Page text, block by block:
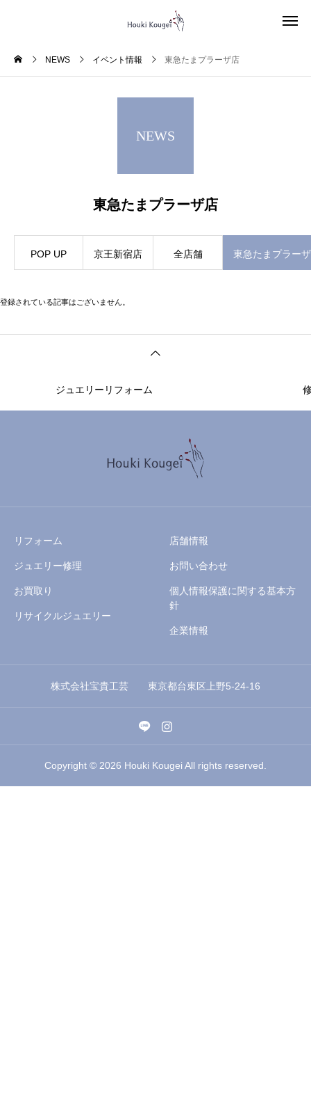
NEWS イベント情報 東急たまプラーザ店
NEWS
東急たまプラーザ店
POP UP 京王新宿店 全店舗 東急たまプラー
登録されている記事はございません。
ジュエリーリフォーム
リフォーム
ジュエリー修理
お買取り
リサイクルジュエリー
店舗情報
お問い合わせ
個人情報保護に関する基本方
針
企業情報
株式会社宝貴工芸 東京都台東区上野5-24-16
Copyright © 2026 Houki Kougei All rights reserved.